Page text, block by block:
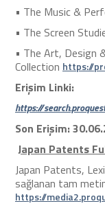
• The Music &
• The Screen
• The Art, Design
Collection https://
Erişim Linki:
https://
Son Erişim:
Japan Patents
Japan Patents,
sağlanan tam
https://